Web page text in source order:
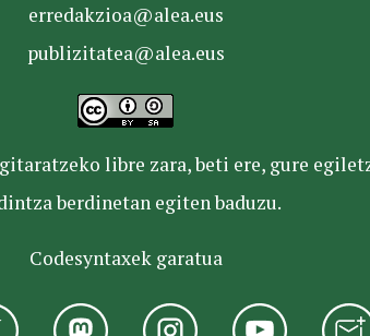
erredakzioa@alea.eus
publizitatea@alea.eus
libre zara, beti ere, gure
berdinetan egiten baduzu.
Codesyntaxek garatua